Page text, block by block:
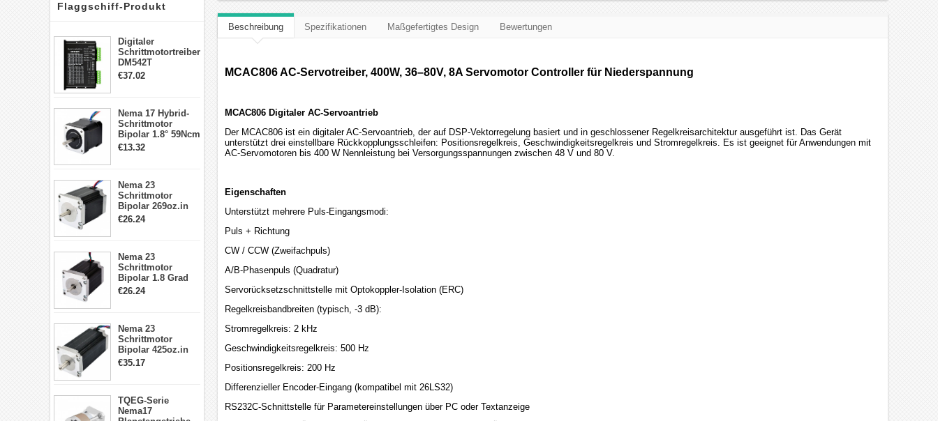
Flaggschiff-Produkt
Digitaler
Schrittmotortreiber
DM542T
Schrittmotor
Schrittmotor
€37.02
Nema 17 Hybrid-
Schrittmotor
Bipolar 1.8° 59Ncm
2A 4 Drähte mit 1m
€13.32
Nema 23
Schrittmotor
Bipolar 269oz.in
2,8A 57x57x76mm
€26.24
Nema 23
Schrittmotor
Bipolar 1.8 Grad
1.9Nm 3A 3.36V 4
€26.24
Nema 23
Schrittmotor
Bipolar 425oz.in
4.2A 57x57x114mm
€35.17
TQEG-Serie
Nema17
Beschreibung Spezifikationen Maßgefertigtes Design Bewertungen
MCAC806 AC-Servotreiber, 400W, 36–80V, 8A Servomotor Controller für Niederspannung
MCAC806 Digitaler AC-Servoantrieb
Der MCAC806 ist ein digitaler AC-Servoantrieb, der auf DSP-Vektorregelung basiert und in geschlossener Regelkreisarchitektur ausgeführt ist. Das Gerät
unterstützt drei einstellbare Rückkopplungsschleifen: Positionsregelkreis, Geschwindigkeitsregelkreis und Stromregelkreis. Es ist geeignet für Anwendungen mit
AC-Servomotoren bis 400 W Nennleistung bei Versorgungsspannungen zwischen 48 V und 80 V.
Eigenschaften
Unterstützt mehrere Puls-Eingangsmodi:
Puls + Richtung
CW / CCW (Zweifachpuls)
A/B-Phasenpuls (Quadratur)
Servorücksetzschnittstelle mit Optokoppler-Isolation (ERC)
Regelkreisbandbreiten (typisch, -3 dB):
Stromregelkreis: 2 kHz
Geschwindigkeitsregelkreis: 500 Hz
Positionsregelkreis: 200 Hz
Differenzieller Encoder-Eingang (kompatibel mit 26LS32)
RS232C-Schnittstelle für Parametereinstellungen über PC oder Textanzeige